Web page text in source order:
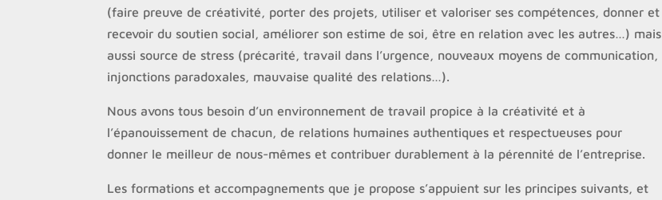
(faire preuve de créativité, porter des projets, utiliser et valoriser ses compétences, donner et
recevoir du soutien social, améliorer son estime de soi, être en relation avec les autres…) mais
aussi source de stress (précarité, travail dans l’urgence, nouveaux moyens de communication,
injonctions paradoxales, mauvaise qualité des relations…).
Nous avons tous besoin d’un environnement de travail propice à la créativité et à
l’épanouissement de chacun, de relations humaines authentiques et respectueuses pour
donner le meilleur de nous-mêmes et contribuer durablement à la pérennité de l’entreprise.
Les formations et accompagnements que je propose s’appuient sur les principes suivants, et